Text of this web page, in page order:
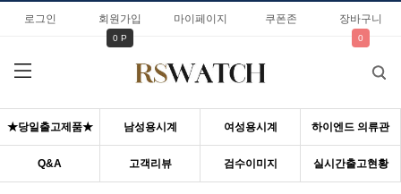
로그인 회원가입
0 P
마이페이지 쿠폰존 장바구니
0
★당일출고제품★ 남성용시계 여성용시계 하이엔드 의류관
Q&A 고객리뷰 검수이미지 실시간출고현황